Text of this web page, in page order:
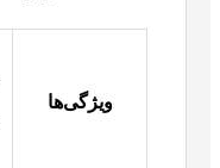
ویژگی‌ها